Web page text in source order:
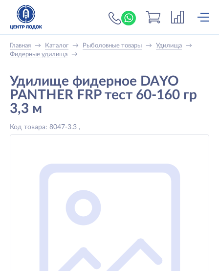
+7 (919) 698-56-
Главная → Каталог → Рыболовные товары → Удилища
→
Фидерные удилища
→
Удилище фидерное DAYO
PANTHER FRP тест 60-160 гр
3,3 м
Код товара: 8047-3.3 ,